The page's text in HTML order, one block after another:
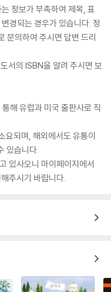
정보가 부족하여 제목, 표
경되는 경우가 있습니다. 정
문의하여 주시면 답변 드리
서의 ISBN을 알려 주시면 보
해 유럽과 미국 출판사로 직
요되며, 해외에서도 유통이
있습니다.
있사오니 마이페이지에서
주시기 바랍니다.